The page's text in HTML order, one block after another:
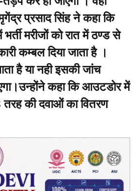
प्रसाद सिंह ने कहा कि
मरीजों को रात में ठण्ड से
कम्बल दिया जाता है ।
है या नही इसकी जांच
कहा कि आउटडोर में
की दवाओं का वितरण